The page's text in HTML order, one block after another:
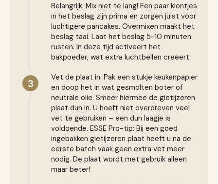
Belangrijk: Mix niet te lang! Een paar klontjes
in het beslag zijn prima en zorgen juist voor
luchtigere pancakes. Overmixen maakt het
beslag taai. Laat het beslag 5-10 minuten
rusten. In deze tijd activeert het
bakpoeder, wat extra luchtbellen creëert.
3
Vet de plaat in. Pak een stukje keukenpapier
en doop het in wat gesmolten boter of
neutrale olie. Smeer hiermee de gietijzeren
plaat dun in. U hoeft niet overdreven veel
vet te gebruiken – een dun laagje is
voldoende. ESSE Pro-tip: Bij een goed
ingebakken gietijzeren plaat heeft u na de
eerste batch vaak geen extra vet meer
nodig. De plaat wordt met gebruik alleen
maar beter!